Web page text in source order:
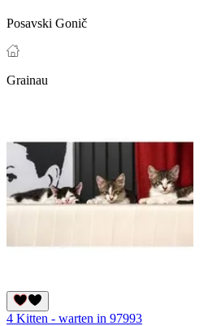
Posavski Gonič
Grainau
4 Kitten - warten in 97993